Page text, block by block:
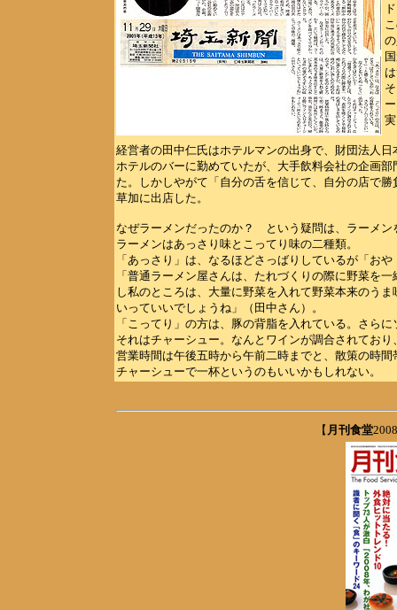
経営者の田中仁氏はホテルマンの出身で、財団法人
ホテルのバーに勤めていたが、大手飲料会社の企画
た。しかしやがて「自分の舌を信じて、自分の店で
草加に出店した。
なぜラーメンだったのか？ という疑問は、ラーメン
ラーメンはあっさり味とこってり味の二種類。
「あっさり」は、なるほどさっばりしているが「お
「普通ラーメン屋さんは、たれづくりの際に野菜を
し私のところは、大量に野菜を入れて野菜本来のう
いっていいでしょうね」（田中さん）。
「こってり」の方は、豚の背脂を入れている。さら
それはチャーシュー。なんとワインが調合されてお
営業時間は午後五時から午前二時までと、散策の時
チャーシューで一杯というのもいいかもしれない
【 月刊食堂2008